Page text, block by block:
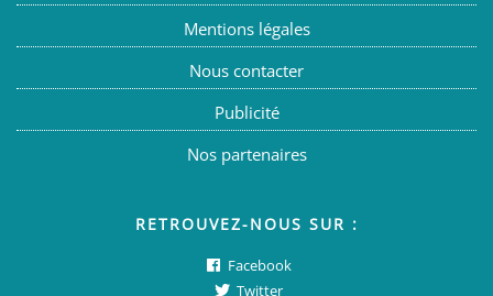
Mentions légales
Nous contacter
Publicité
Nos partenaires
RETROUVEZ-NOUS SUR :
Facebook
Twitter